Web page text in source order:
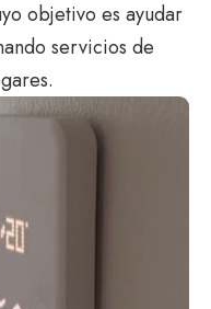
objetivo es ayudar
servicios de